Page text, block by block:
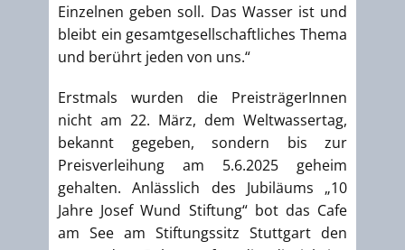
Einzelnen geben soll. Das Wasser ist und
bleibt ein gesamtgesellschaftliches Thema
und berührt jeden von uns.“
Erstmals wurden die PreisträgerInnen
nicht am 22. März, dem Weltwassertag,
bekannt gegeben, sondern bis zur
Preisverleihung am 5.6.2025 geheim
gehalten. Anlässlich des Jubiläums „10
Jahre Josef Wund Stiftung“ bot das Cafe
am See am Stiftungssitz Stuttgart den